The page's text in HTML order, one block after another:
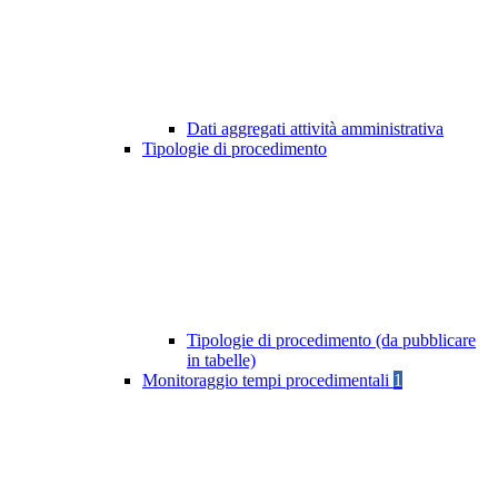
Dati aggregati attività amministrativa
Tipologie di procedimento
Tipologie di procedimento (da pubblicare
in tabelle)
Monitoraggio tempi procedimentali 1